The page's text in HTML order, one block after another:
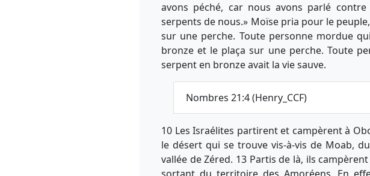
avons péché, car nous avons parlé
serpents de nous.» Moïse pria pour le
sur une perche. Toute personne mordue
bronze et le plaça sur une perche. Toute
serpent en bronze avait la vie sauve.
Nombres 21:4 (Henry_CCF)
10 Les Israélites partirent et campèrent à
le désert qui se trouve vis-à-vis de Moab,
vallée de Zéred. 13 Partis de là, ils